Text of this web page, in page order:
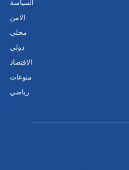
السياسة
الامن
محلي
دولي
الاقتصاد
منوعات
رياضي